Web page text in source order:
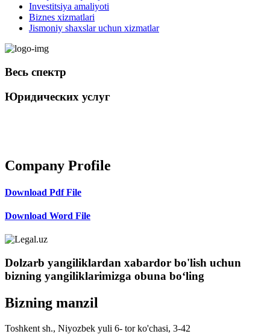
Investitsiya amaliyoti
Biznes xizmatlari
Jismoniy shaxslar uchun xizmatlar
Весь спектр
Юридических услуг
Company Profile
Download Pdf File
Download Word File
Dolzarb yangiliklardan xabardor bo'lish uchun
bizning yangiliklarimizga obuna boʻling
Bizning manzil
Toshkent sh., Niyozbek yuli 6- tor ko'chasi, 3-42